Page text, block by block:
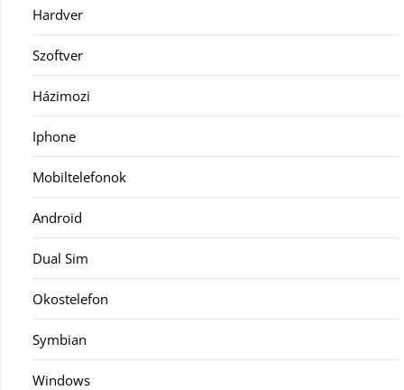
Hardver
Szoftver
Házimozi
Iphone
Mobiltelefonok
Android
Dual Sim
Okostelefon
Symbian
Windows